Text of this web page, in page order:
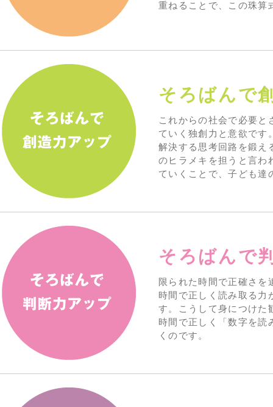
重ねることで、この珠算
そろばんで
これからの社会で必要と
ていく独創力と意欲です
解決する思考回路を鍛え
のヒラメキを担うと言わ
ていくことで、子ども達
そろばんで
限られた時間で正確さを
時間で正しく読み取る力
す。こうして身につけた
時間で正しく「数字を読
くのです。